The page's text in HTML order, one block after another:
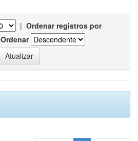
| Ordenar registros por
Ordenar